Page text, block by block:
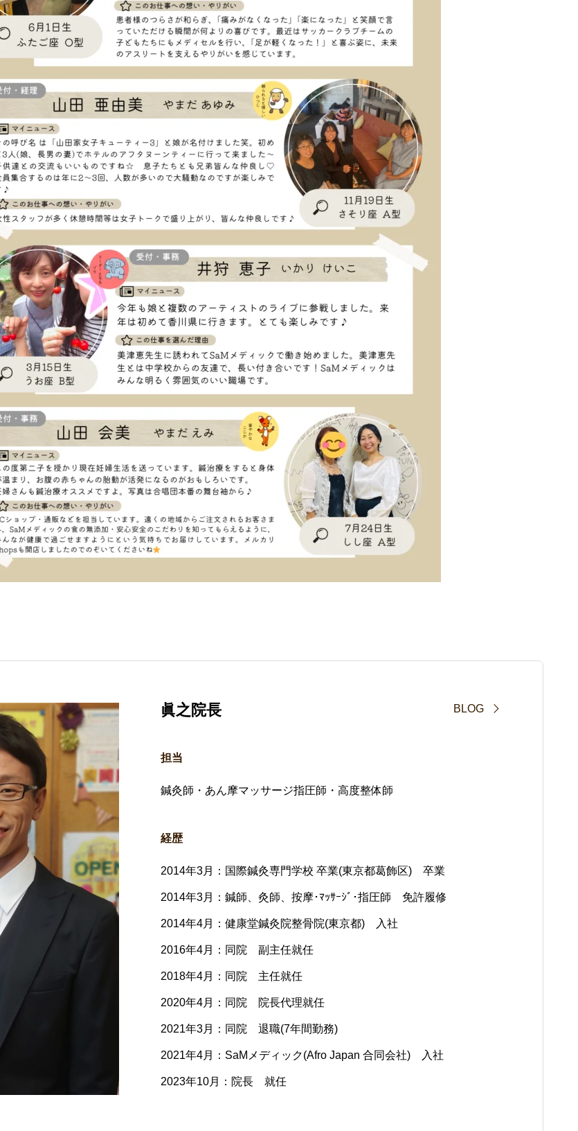
眞之院長 BLOG
担当
鍼灸師・あん摩マッサージ指圧師・高度整体師
経歴
2014年3月：国際鍼灸専門学校 卒業(東京都葛飾区) 卒業
2014年3月：鍼師、灸師、按摩･ﾏｯｻｰｼﾞ･指圧師 免許履修
2014年4月：健康堂鍼灸院整骨院(東京都) 入社
2016年4月：同院 副主任就任
2018年4月：同院 主任就任
2020年4月：同院 院長代理就任
2021年3月：同院 退職(7年間勤務)
2021年4月：SaMメディック(Afro Japan 合同会社) 入社
2023年10月：院長 就任